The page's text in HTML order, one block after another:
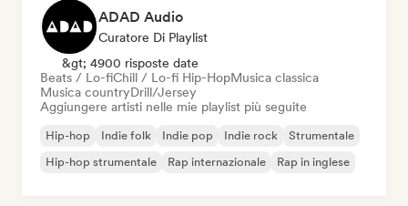
ADAD Audio
Curatore Di Playlist
&gt; 4900 risposte date
Beats / Lo-fiChill / Lo-fi Hip-HopMusica classica
Musica countryDrill/Jersey
Aggiungere artisti nelle mie playlist più seguite
Hip-hop Indie folk Indie pop Indie rock
Strumentale
Hip-hop strumentale
Rap internazionale Rap in inglese